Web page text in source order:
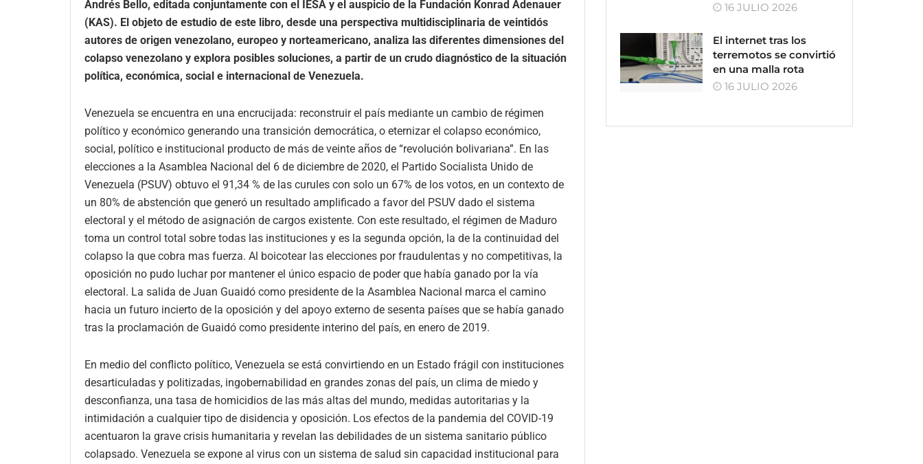
Andrés Bello, editada conjuntamente con el IESA y el auspicio de la Fundación Konrad Adenauer
(KAS). El objeto de estudio de este libro, desde una perspectiva multidisciplinaria de veintidós
autores de origen venezolano, europeo y norteamericano, analiza las diferentes dimensiones del
colapso venezolano y explora posibles soluciones, a partir de un crudo diagnóstico de la situación
política, económica, social e internacional de Venezuela.
Venezuela se encuentra en una encrucijada: reconstruir el país mediante un cambio de régimen
político y económico generando una transición democrática, o eternizar el colapso económico,
social, político e institucional producto de más de veinte años de “revolución bolivariana”. En las
elecciones a la Asamblea Nacional del 6 de diciembre de 2020, el Partido Socialista Unido de
Venezuela (PSUV) obtuvo el 91,34 % de las curules con solo un 67% de los votos, en un contexto de
un 80% de abstención que generó un resultado amplificado a favor del PSUV dado el sistema
electoral y el método de asignación de cargos existente. Con este resultado, el régimen de Maduro
toma un control total sobre todas las instituciones y es la segunda opción, la de la continuidad del
colapso la que cobra mas fuerza. Al boicotear las elecciones por fraudulentas y no competitivas, la
oposición no pudo luchar por mantener el único espacio de poder que había ganado por la vía
electoral. La salida de Juan Guaidó como presidente de la Asamblea Nacional marca el camino
hacia un futuro incierto de la oposición y del apoyo externo de sesenta países que se había ganado
tras la proclamación de Guaidó como presidente interino del país, en enero de 2019.
En medio del conflicto político, Venezuela se está convirtiendo en un Estado frágil con instituciones
desarticuladas y politizadas, ingobernabilidad en grandes zonas del país, un clima de miedo y
desconfianza, una tasa de homicidios de las más altas del mundo, medidas autoritarias y la
intimidación a cualquier tipo de disidencia y oposición. Los efectos de la pandemia del COVID-19
acentuaron la grave crisis humanitaria y revelan las debilidades de un sistema sanitario público
colapsado. Venezuela se expone al virus con un sistema de salud sin capacidad institucional para
16 JULIO 2026
El internet tras los
terremotos se convirtió
en una malla rota
16 JULIO 2026